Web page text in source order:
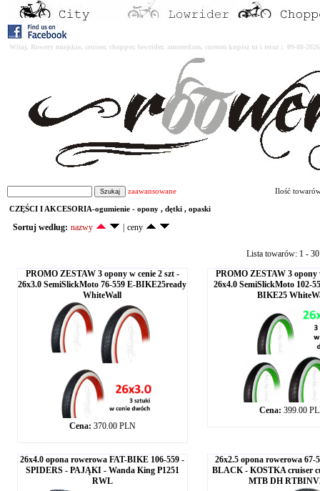
Witaj. Rowery miejskie, cruiser, chopper, lowrider, amsterdam, custom kupisz tu i teraz : 09-08-
zaawansowane Ilość
CZĘŚCI I AKCESORIA-ogumienie - opony , dętki , opaski
Sortuj według: nazwy ceny
Lista towarów: 1 -
PROMO ZESTAW 3 opony w cenie 2 szt -
26x3.0 SemiSlickMoto 76-559 E-BIKE25ready
WhiteWall
Cena: 370.00 PLN
PROMO ZESTAW 3 opony
26x4.0 SemiSlickMoto 102-
BIKE25
Cena: 399.00
26x4.0 opona rowerowa FAT-BIKE 106-559 -
SPIDERS - PAJĄKI - Wanda King P1251
RWL
26x2.5 opona rowerowa 67-
BLACK - KOSTKA cruiser
MTB DH